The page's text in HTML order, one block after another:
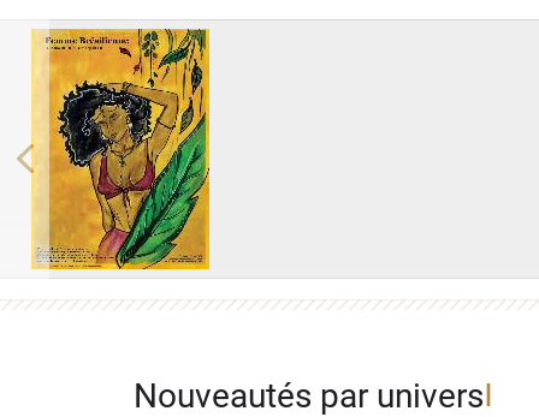
Previous
Nouveautés par univers